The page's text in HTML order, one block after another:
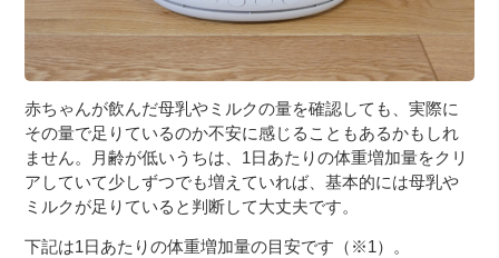
赤ちゃんが飲んだ母乳やミルクの量を確認しても、実際に
その量で足りているのか不安に感じることもあるかもしれ
ません。月齢が低いうちは、1日あたりの体重増加量をクリ
アしていて少しずつでも増えていれば、基本的には母乳や
ミルクが足りていると判断して大丈夫です。
下記は1日あたりの体重増加量の目安です（※1）。